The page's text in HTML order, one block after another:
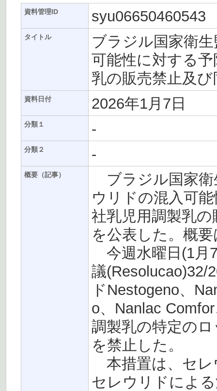
資料管理ID syu06650460543
タイトル
ブラジル国家衛
可能性に対する
乳の販売禁止及
資料日付 2026年1月7日
分類１ -
分類２ -
概要（記事）
ブラジル国家衛
ウリドの混入可
社乳児用調製乳
を公表した。概
今週水曜日(1月
議(Resolucao)32/
ドNestogeno、
o、Nanlac
調製乳の特定の
を禁止した。
本措置は、セレ
セレウリドによ